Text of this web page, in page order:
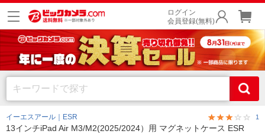
ログイン
会員登録(無料)
イーエスアール｜ESR 1
13インチiPad Air M3/M2(2025/2024）用 マグネットケース ESR